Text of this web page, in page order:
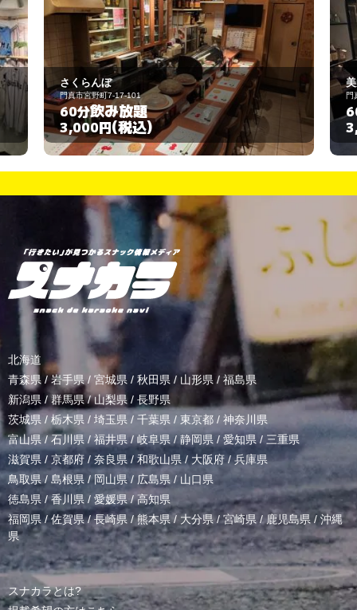
美麗
門真市宮野町3-22
60分飲み放題
3,000円(税込)
北海道
青森県 / 岩手県/ 宮城県 / 秋田県 / 山形県/ 福島県
新潟県 /群馬県/山梨県 / 長野県
茨城県 / 栃木県 / 埼玉県 / 千葉県 / 東京都 / 神奈川県
富山県 /石川県/福井県/岐阜県 / 静岡県 / 愛知県 / 三重県
滋賀県 / 京都府 / 奈良県 / 和歌山県/ 大阪府 /兵庫県
鳥取県/ 島根県 /岡山県/ 広島県 / 山口県
徳島県 /香川県 / 愛媛県/高知県
福岡県/佐賀県/長崎県 /熊本県/ 大分県/宮崎県 /鹿児島県 / 沖縄
県
スナカラとは?